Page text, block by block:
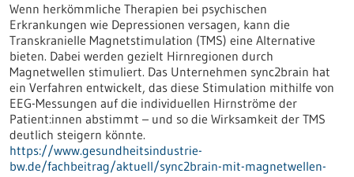
Wenn herkömmliche Therapien bei psychischen
Erkrankungen wie Depressionen versagen, kann die
Transkranielle Magnetstimulation (TMS) eine Alternative
bieten. Dabei werden gezielt Hirnregionen durch
Magnetwellen stimuliert. Das Unternehmen sync2brain hat
ein Verfahren entwickelt, das diese Stimulation mithilfe von
EEG-Messungen auf die individuellen Hirnströme der
Patient:innen abstimmt – und so die Wirksamkeit der TMS
deutlich steigern könnte.
https://www.gesundheitsindustrie-
bw.de/fachbeitrag/aktuell/sync2brain-mit-magnetwellen-